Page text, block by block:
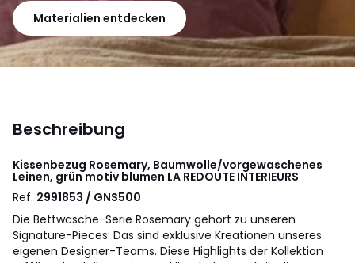
Materialien entdecken
Beschreibung
Kissenbezug Rosemary, Baumwolle/vorgewaschenes
Leinen, grün motiv blumen LA REDOUTE INTERIEURS
Ref. 2991853 / GNS500
Die Bettwäsche-Serie Rosemary gehört zu unseren
Signature-Pieces: Das sind exklusive Kreationen unseres
eigenen Designer-Teams. Diese Highlights der Kollektion